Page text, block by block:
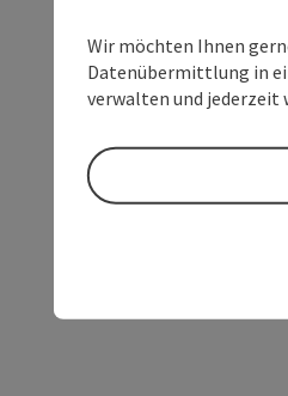
Wir möchten Ihnen
Datenübermittlung in
verwalten und jederzeit